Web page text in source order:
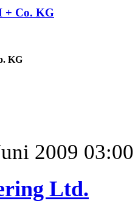
+ Co. KG
KG
2009 03:00
Ltd.